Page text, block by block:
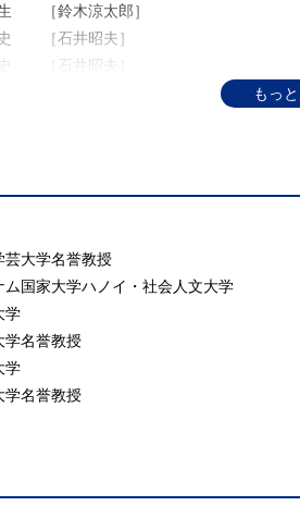
［鈴木涼太郎］
［石井昭夫］
［石井昭夫］
花井友美］
［花井友美］
［中村 哲］
［中村 哲］
［須永和博］
る商品化 ［鈴木涼太郎］
観光 ［フンク・カロリン］
ンド（日本人海外旅行） ［福永 昭
ド（訪日外国人旅行） ［福永 昭］
ズム ［稲垣 勉］
車 ［鈴木文彦］
大学名誉教授
国家大学ハノイ・社会人文大学
学
誉教授
名誉教授